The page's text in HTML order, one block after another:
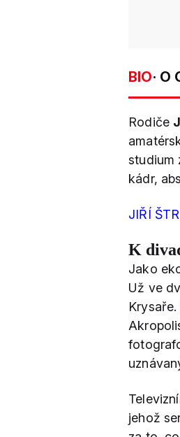
BIO· O
Rodiče
studium
kádr,
JIŘÍ
K
Jako
Už ve
jehož